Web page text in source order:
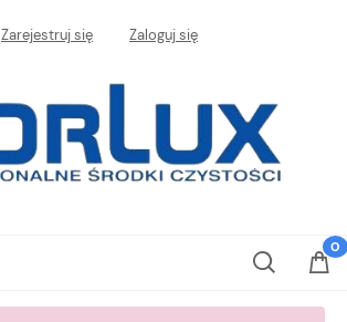
Zarejestruj się Zaloguj się